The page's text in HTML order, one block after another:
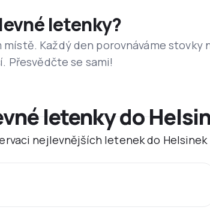
letenky?
Každý den porovnáváme stovky
Přesvědčte se sami!
letenky do
nejlevnějších letenek do Helsinek